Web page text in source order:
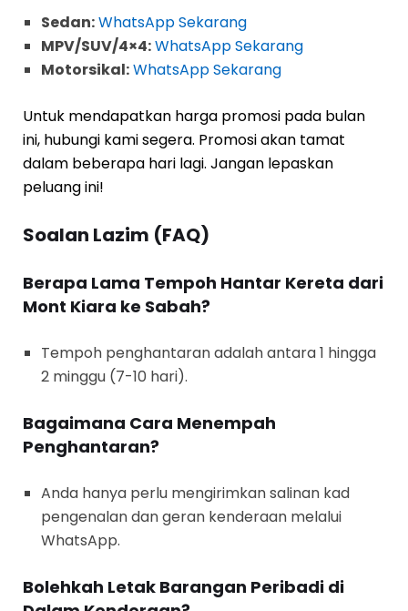
Sedan:WhatsApp Sekarang
MPV/SUV/4×4:WhatsApp Sekarang
Motorsikal:WhatsApp Sekarang
Untuk mendapatkan harga promosi pada bulan
ini, hubungi kami segera. Promosi akan tamat
dalam beberapa hari lagi. Jangan lepaskan
peluang ini!
Soalan Lazim (FAQ)
Berapa Lama Tempoh Hantar Kereta dari
Mont Kiara ke Sabah?
Tempoh penghantaran adalah antara 1 hingga
2 minggu (7-10 hari).
Bagaimana Cara Menempah
Penghantaran?
Anda hanya perlu mengirimkan salinan kad
pengenalan dan geran kenderaan melalui
WhatsApp.
Bolehkah Letak Barangan Peribadi di